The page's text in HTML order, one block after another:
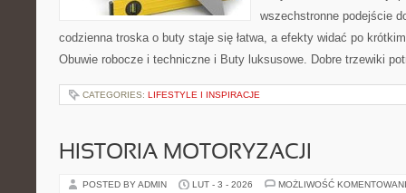
wszechstronne podejście
codzienna troska o buty staje się łatwa, a efekty widać po
Obuwie robocze i techniczne i Buty luksusowe. Dobre trzewiki
CATEGORIES: LIFESTYLE I INSPIRACJE
HISTORIA MOTORYZACJI
POSTED BY ADMIN LUT - 3 - 2026 MOŻLIWOŚĆ